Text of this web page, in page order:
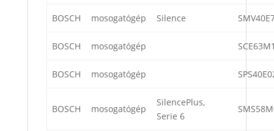
BOSCH mosogatógép Silence
BOSCH mosogatógép
BOSCH mosogatógép
BOSCH mosogatógép
SilencePlus,
Serie 6